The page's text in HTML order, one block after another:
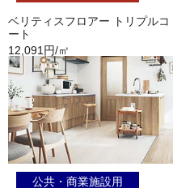
ベリティスフロアー トリプルコ
ート
12,091円/㎡
公共・商業施設用